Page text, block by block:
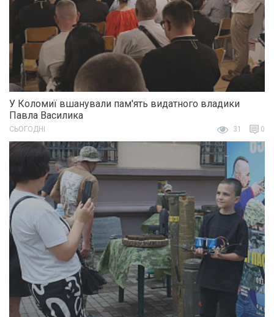
У Коломиї вшанували пам'ять видатного владики
Павла Василика
СЬОГОДНІ 31 0